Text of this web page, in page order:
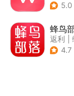
5.0
蜂鸟
返利
4.7